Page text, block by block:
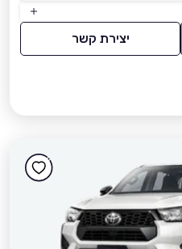
יצירת קשר